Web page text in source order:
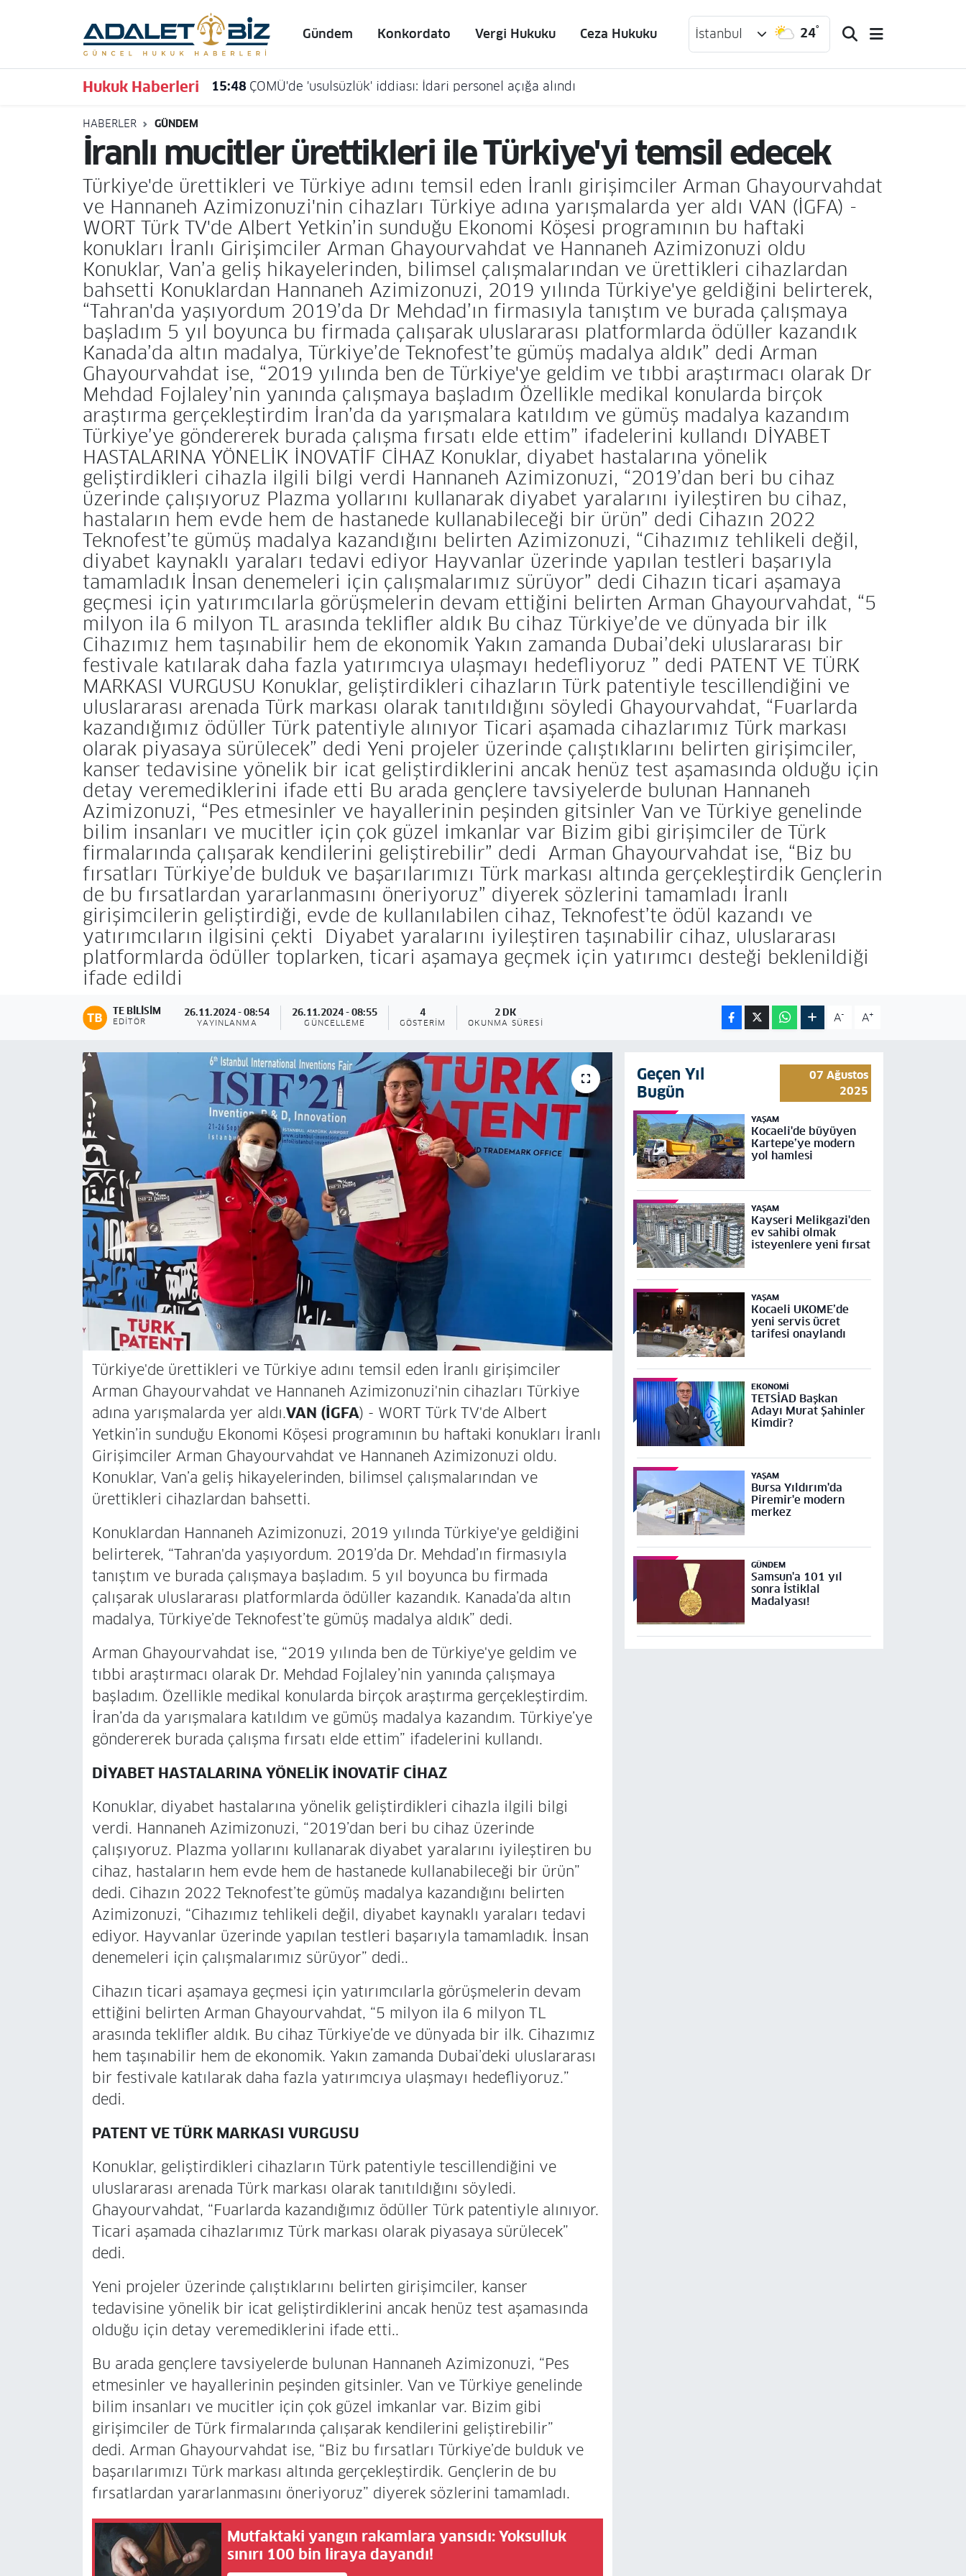
Gündem Konkordato Vergi Hukuku Ceza Hukuku İstanbul 24°
Hukuk Haberleri 15:48 ÇOMÜ'de 'usulsüzlük' iddiası: İdari personel açığa alındı
HABERLER GÜNDEM
İranlı mucitler ürettikleri ile Türkiye'yi temsil edecek
Türkiye'de ürettikleri ve Türkiye adını temsil eden İranlı girişimciler Arman Ghayourvahdat
ve Hannaneh Azimizonuzi'nin cihazları Türkiye adına yarışmalarda yer aldı VAN (İGFA) -
WORT Türk TV'de Albert Yetkin’in sunduğu Ekonomi Köşesi programının bu haftaki
konukları İranlı Girişimciler Arman Ghayourvahdat ve Hannaneh Azimizonuzi oldu
Konuklar, Van’a geliş hikayelerinden, bilimsel çalışmalarından ve ürettikleri cihazlardan
bahsetti Konuklardan Hannaneh Azimizonuzi, 2019 yılında Türkiye'ye geldiğini belirterek,
“Tahran'da yaşıyordum 2019’da Dr Mehdad’ın firmasıyla tanıştım ve burada çalışmaya
başladım 5 yıl boyunca bu firmada çalışarak uluslararası platformlarda ödüller kazandık
Kanada’da altın madalya, Türkiye’de Teknofest’te gümüş madalya aldık” dedi Arman
Ghayourvahdat ise, “2019 yılında ben de Türkiye'ye geldim ve tıbbi araştırmacı olarak Dr
Mehdad Fojlaley’nin yanında çalışmaya başladım Özellikle medikal konularda birçok
araştırma gerçekleştirdim İran’da da yarışmalara katıldım ve gümüş madalya kazandım
Türkiye’ye göndererek burada çalışma fırsatı elde ettim” ifadelerini kullandı DİYABET
HASTALARINA YÖNELİK İNOVATİF CİHAZ Konuklar, diyabet hastalarına yönelik
geliştirdikleri cihazla ilgili bilgi verdi Hannaneh Azimizonuzi, “2019’dan beri bu cihaz
üzerinde çalışıyoruz Plazma yollarını kullanarak diyabet yaralarını iyileştiren bu cihaz,
hastaların hem evde hem de hastanede kullanabileceği bir ürün” dedi Cihazın 2022
Teknofest’te gümüş madalya kazandığını belirten Azimizonuzi, “Cihazımız tehlikeli değil,
diyabet kaynaklı yaraları tedavi ediyor Hayvanlar üzerinde yapılan testleri başarıyla
tamamladık İnsan denemeleri için çalışmalarımız sürüyor” dedi Cihazın ticari aşamaya
geçmesi için yatırımcılarla görüşmelerin devam ettiğini belirten Arman Ghayourvahdat, “5
milyon ila 6 milyon TL arasında teklifler aldık Bu cihaz Türkiye’de ve dünyada bir ilk
Cihazımız hem taşınabilir hem de ekonomik Yakın zamanda Dubai’deki uluslararası bir
festivale katılarak daha fazla yatırımcıya ulaşmayı hedefliyoruz ” dedi PATENT VE TÜRK
MARKASI VURGUSU Konuklar, geliştirdikleri cihazların Türk patentiyle tescillendiğini ve
uluslararası arenada Türk markası olarak tanıtıldığını söyledi Ghayourvahdat, “Fuarlarda
kazandığımız ödüller Türk patentiyle alınıyor Ticari aşamada cihazlarımız Türk markası
olarak piyasaya sürülecek” dedi Yeni projeler üzerinde çalıştıklarını belirten girişimciler,
kanser tedavisine yönelik bir icat geliştirdiklerini ancak henüz test aşamasında olduğu için
detay veremediklerini ifade etti Bu arada gençlere tavsiyelerde bulunan Hannaneh
Azimizonuzi, “Pes etmesinler ve hayallerinin peşinden gitsinler Van ve Türkiye genelinde
bilim insanları ve mucitler için çok güzel imkanlar var Bizim gibi girişimciler de Türk
firmalarında çalışarak kendilerini geliştirebilir” dedi Arman Ghayourvahdat ise, “Biz bu
fırsatları Türkiye’de bulduk ve başarılarımızı Türk markası altında gerçekleştirdik Gençlerin
de bu fırsatlardan yararlanmasını öneriyoruz” diyerek sözlerini tamamladı İranlı
girişimcilerin geliştirdiği, evde de kullanılabilen cihaz, Teknofest’te ödül kazandı ve
yatırımcıların ilgisini çekti Diyabet yaralarını iyileştiren taşınabilir cihaz, uluslararası
platformlarda ödüller toplarken, ticari aşamaya geçmek için yatırımcı desteği beklenildiği
ifade edildi
TE BILISIM
EDITÖR
26.11.2024 - 08:54
YAYINLANMA
26.11.2024 - 08:55
GÜNCELLEME
4
GÖSTERIM
2 DK
OKUNMA SÜRESI A- A+
Türkiye'de ürettikleri ve Türkiye adını temsil eden İranlı girişimciler
Arman Ghayourvahdat ve Hannaneh Azimizonuzi'nin cihazları Türkiye
adına yarışmalarda yer aldı.VAN (İGFA) - WORT Türk TV'de Albert
Yetkin’in sunduğu Ekonomi Köşesi programının bu haftaki konukları İranlı
Girişimciler Arman Ghayourvahdat ve Hannaneh Azimizonuzi oldu.
Konuklar, Van’a geliş hikayelerinden, bilimsel çalışmalarından ve
ürettikleri cihazlardan bahsetti.
Konuklardan Hannaneh Azimizonuzi, 2019 yılında Türkiye'ye geldiğini
belirterek, “Tahran'da yaşıyordum. 2019’da Dr. Mehdad’ın firmasıyla
tanıştım ve burada çalışmaya başladım. 5 yıl boyunca bu firmada
çalışarak uluslararası platformlarda ödüller kazandık. Kanada’da altın
madalya, Türkiye’de Teknofest’te gümüş madalya aldık” dedi.
Arman Ghayourvahdat ise, “2019 yılında ben de Türkiye'ye geldim ve
tıbbi araştırmacı olarak Dr. Mehdad Fojlaley’nin yanında çalışmaya
başladım. Özellikle medikal konularda birçok araştırma gerçekleştirdim.
İran’da da yarışmalara katıldım ve gümüş madalya kazandım. Türkiye’ye
göndererek burada çalışma fırsatı elde ettim” ifadelerini kullandı.
DİYABET HASTALARINA YÖNELİK İNOVATİF CİHAZ
Konuklar, diyabet hastalarına yönelik geliştirdikleri cihazla ilgili bilgi
verdi. Hannaneh Azimizonuzi, “2019’dan beri bu cihaz üzerinde
çalışıyoruz. Plazma yollarını kullanarak diyabet yaralarını iyileştiren bu
cihaz, hastaların hem evde hem de hastanede kullanabileceği bir ürün”
dedi. Cihazın 2022 Teknofest’te gümüş madalya kazandığını belirten
Azimizonuzi, “Cihazımız tehlikeli değil, diyabet kaynaklı yaraları tedavi
ediyor. Hayvanlar üzerinde yapılan testleri başarıyla tamamladık. İnsan
denemeleri için çalışmalarımız sürüyor” dedi..
Cihazın ticari aşamaya geçmesi için yatırımcılarla görüşmelerin devam
ettiğini belirten Arman Ghayourvahdat, “5 milyon ila 6 milyon TL
arasında teklifler aldık. Bu cihaz Türkiye’de ve dünyada bir ilk. Cihazımız
hem taşınabilir hem de ekonomik. Yakın zamanda Dubai’deki uluslararası
bir festivale katılarak daha fazla yatırımcıya ulaşmayı hedefliyoruz.”
dedi.
PATENT VE TÜRK MARKASI VURGUSU
Konuklar, geliştirdikleri cihazların Türk patentiyle tescillendiğini ve
uluslararası arenada Türk markası olarak tanıtıldığını söyledi.
Ghayourvahdat, “Fuarlarda kazandığımız ödüller Türk patentiyle alınıyor.
Ticari aşamada cihazlarımız Türk markası olarak piyasaya sürülecek”
dedi.
Yeni projeler üzerinde çalıştıklarını belirten girişimciler, kanser
tedavisine yönelik bir icat geliştirdiklerini ancak henüz test aşamasında
olduğu için detay veremediklerini ifade etti..
Bu arada gençlere tavsiyelerde bulunan Hannaneh Azimizonuzi, “Pes
etmesinler ve hayallerinin peşinden gitsinler. Van ve Türkiye genelinde
bilim insanları ve mucitler için çok güzel imkanlar var. Bizim gibi
girişimciler de Türk firmalarında çalışarak kendilerini geliştirebilir”
dedi. Arman Ghayourvahdat ise, “Biz bu fırsatları Türkiye’de bulduk ve
başarılarımızı Türk markası altında gerçekleştirdik. Gençlerin de bu
fırsatlardan yararlanmasını öneriyoruz” diyerek sözlerini tamamladı.
Mutfaktaki yangın rakamlara yansıdı: Yoksulluk
sınırı 100 bin liraya dayandı!
Geçen Yıl
Bugün
07 Ağustos
2025
YAŞAM
Kocaeli'de büyüyen
Kartepe’ye modern
yol hamlesi
YAŞAM
Kayseri Melikgazi'den
ev sahibi olmak
isteyenlere yeni fırsat
YAŞAM
Kocaeli UKOME’de
yeni servis ücret
tarifesi onaylandı
EKONOMI
TETSİAD Başkan
Adayı Murat Şahinler
Kimdir?
YAŞAM
Bursa Yıldırım'da
Piremir'e modern
merkez
GÜNDEM
Samsun'a 101 yıl
sonra İstiklal
Madalyası!
Hava Durumu
Trafik Durumu
Süper Lig Puan Durumu ve Fikstür
Tüm Manşetler
Son Dakika Haberleri
Haber Arşivi